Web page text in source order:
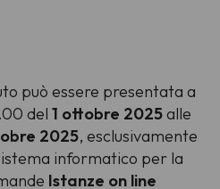
può essere presentata a
del 1 ottobre 2025alle
2025, esclusivamente
informatico per la
Istanze on line